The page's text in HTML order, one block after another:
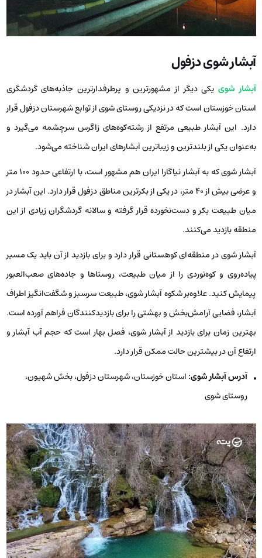
آبشار شوی دزفول
آبشار شوی یکی دیگر از مشهورترین و پرطرفدارترین جاذبه‌های گردشگری
استان خوزستان است که در نزدیکی روستای شوی از توابع شهرستان دزفول قرار
دارد. این آبشار طبیعی مرتفع از رشته‌کوه‌های زاگرس سرچشمه می‌گیرد و
به‌عنوان یکی از بلندترین و زیباترین آبشارهای ایران شناخته می‌شود.
آبشار شوی که به آبشار نیاگارا ایران هم مشهور است، با ارتفاعی حدود ۱۰۰ متر
و عرضی بیش از ۴۰ متر، در یکی از بکرترین مناطق دزفول قرار دارد. این آبشار در
میان طبیعت بکر و دست‌نخورده قرار گرفته و سالانه گردشگران زیادی از این
منطقه بازدید می‌کنند.
آبشار شوی در منطقه‌ای کوهستانی قرار دارد و برای بازدید از آن باید یک مسیر
پیاده‌روی و کوه‌نوردی را از میان طبیعت، روستاها و جاده‌های صعب‌العبور
پیمایش کنید. علاوه‌بر شکوه آبشار شوی، طبیعت سرسبز و شگفت‌انگیز اطراف
آبشار، فضایی آرامش‌بخش و بهشتی را برای بازدیدکنندگان فراهم آورده است.
بهترین زمان برای بازدید از آبشار شوی، فصل بهار است که حجم آب آبشار و
ارتفاع آن در بیشترین حالت ممکن قرار دارد.
آدرس آبشار شوی: استان خوزستان، شهرستان دزفول، بخش شهیون،
روستای شوی